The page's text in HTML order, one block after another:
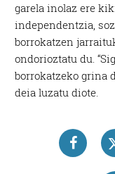
garela inolaz ere
independentzia,
borrokatzen
ondorioztatu du.
borrokatzeko grina
deia luzatu diote.